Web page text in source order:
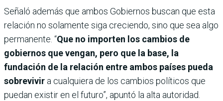
Señaló además que ambos Gobiernos buscan que esta
relación no solamente siga creciendo, sino que sea algo
permanente. “Que no importen los cambios de
gobiernos que vengan, pero que la base, la
fundación de la relación entre ambos países pueda
sobrevivir a cualquiera de los cambios políticos que
puedan existir en el futuro”, apuntó la alta autoridad.